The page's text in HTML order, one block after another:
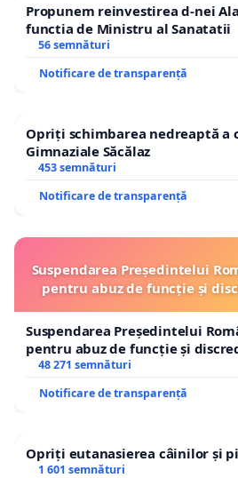
Propunem reinvestirea d-nei
functia de Ministru al Sanatatii
56 semnături
Notificare de transparență
Opriți schimbarea nedreaptă a
Gimnaziale Săcălaz
453 semnături
Notificare de transparență
Suspendarea Președintelui
pentru abuz de funcție și
Suspendarea Președintelui
pentru abuz de funcție și
48 271 semnături
Notificare de transparență
Opriți eutanasierea câinilor și
1 601 semnături